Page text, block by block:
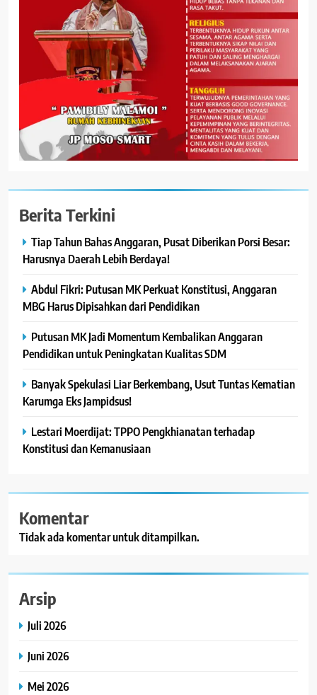
Berita Terkini
Tiap Tahun Bahas Anggaran, Pusat Diberikan Porsi Besar:
Harusnya Daerah Lebih Berdaya!
Abdul Fikri: Putusan MK Perkuat Konstitusi, Anggaran
MBG Harus Dipisahkan dari Pendidikan
Putusan MK Jadi Momentum Kembalikan Anggaran
Pendidikan untuk Peningkatan Kualitas SDM
Banyak Spekulasi Liar Berkembang, Usut Tuntas Kematian
Karumga Eks Jampidsus!
Lestari Moerdijat: TPPO Pengkhianatan terhadap
Konstitusi dan Kemanusiaan
Komentar
Tidak ada komentar untuk ditampilkan.
Arsip
Juli 2026
Juni 2026
Mei 2026